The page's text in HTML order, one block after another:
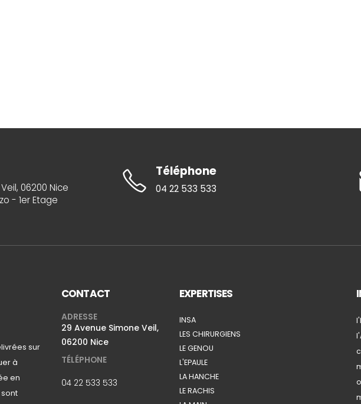
06200 Nice
- 1er Etage
Téléphone
04 22 533 533
sur
à
en
CONTACT
ADRESSE
29 Avenue Simone Veil,
06200 Nice
TÉLÉPHONE
04 22 533 533
EXPERTISES
INSA
LES CHIRURGIENS
LE GENOU
L'EPAULE
LA HANCHE
LE RACHIS